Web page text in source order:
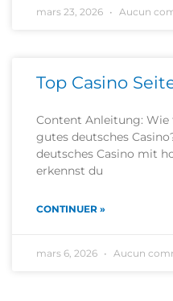
mars 23, 2026 Aucun
Top Casino
Content Anleitung:
gutes deutsches
deutsches Casino mit
erkennst du
CONTINUER »
mars 6, 2026 Aucun